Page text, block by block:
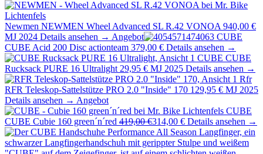
Newmen NEWMEN Wheel Advanced SL R.42 VONOA 940,00 €
MJ 2024 Details ansehen → Angebot
CUBE
CUBE Acid 200 Disc actionteam 379,00 € Details ansehen →
CUBE CUBE
Rucksack PURE 16 Ultralight 29,95 € MJ 2025 Details ansehen →
Rfr
RFR Teleskop-Sattelstütze PRO 2.0 "Inside" 170 129,95 € MJ 2025
Details ansehen → Angebot
CUBE
CUBE Cubie 160 green´n´red 419,00 €314,00 € Details ansehen →